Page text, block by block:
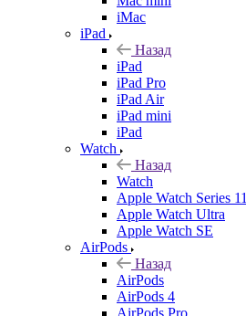
iMac
iPad
Назад
iPad
iPad Pro
iPad Air
iPad mini
iPad
Watch
Назад
Watch
Apple Watch Series 11
Apple Watch Ultra
Apple Watch SE
AirPods
Назад
AirPods
AirPods 4
AirPods Pro